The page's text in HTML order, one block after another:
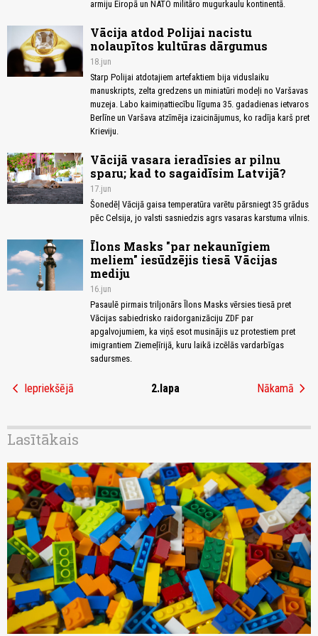
armiju Eiropā un NATO militāro mugurkaulu kontinentā.
Vācija atdod Polijai nacistu
nolaupītos kultūras dārgumus
18.jun
Starp Polijai atdotajiem artefaktiem bija viduslaiku
manuskripts, zelta gredzens un miniatūri modeļi no Varšavas
muzeja. Labo kaimiņattiecību līguma 35. gadadienas ietvaros
Berlīne un Varšava atzīmēja izaicinājumus, ko radīja karš pret
Krieviju.
Vācijā vasara ieradīsies ar pilnu
sparu; kad to sagaidīsim Latvijā?
17.jun
Šonedēļ Vācijā gaisa temperatūra varētu pārsniegt 35 grādus
pēc Celsija, jo valsti sasniedzis agrs vasaras karstuma vilnis.
Īlons Masks "par nekaunīgiem
meliem" iesūdzējis tiesā Vācijas
mediju
16.jun
Pasaulē pirmais triljonārs Īlons Masks vērsies tiesā pret
Vācijas sabiedrisko raidorganizāciju ZDF par
apgalvojumiem, ka viņš esot musinājis uz protestiem pret
imigrantiem Ziemeļīrijā, kuru laikā izcēlās vardarbīgas
sadursmes.
chevron_left Iepriekšējā 2.lapa Nākamā chevron_right
Lasītākais